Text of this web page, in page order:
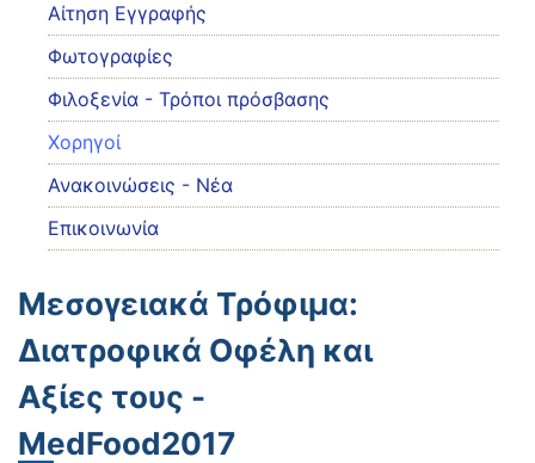
Αίτηση Εγγραφής
Φωτογραφίες
Φιλοξενία - Τρόποι πρόσβασης
Χορηγοί
Ανακοινώσεις - Νέα
Επικοινωνία
Μεσογειακά Τρόφιμα:
Διατροφικά Οφέλη και
Αξίες τους -
MedFood2017